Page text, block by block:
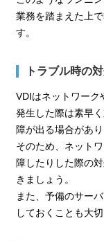
業務を踏まえた上
す。
トラブル時の
VDIはネットワーク
発生した際は素早
障が出る場合があり
そのため、ネット
障したりした際の
きましょう。
また、予備のサー
しておくことも大切